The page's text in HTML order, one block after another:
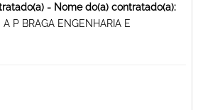
- Nome do(a) contratado(a):
P BRAGA ENGENHARIA E